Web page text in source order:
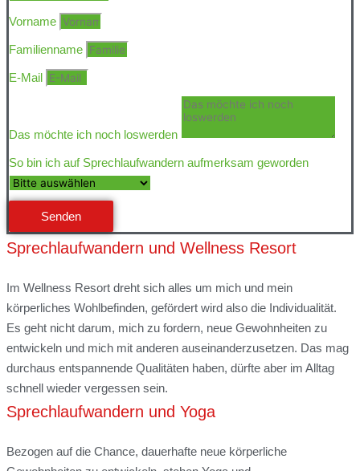
Vorname
Familienname
E-Mail
Das möchte ich noch loswerden
So bin ich auf Sprechlaufwandern aufmerksam geworden
Senden
Sprechlaufwandern und Wellness Resort
Im Wellness Resort dreht sich alles um mich und mein
körperliches Wohlbefinden, gefördert wird also die Individualität.
Es geht nicht darum, mich zu fordern, neue Gewohnheiten zu
entwickeln und mich mit anderen auseinanderzusetzen. Das mag
durchaus entspannende Qualitäten haben, dürfte aber im Alltag
schnell wieder vergessen sein.
Sprechlaufwandern und Yoga
Bezogen auf die Chance, dauerhafte neue körperliche